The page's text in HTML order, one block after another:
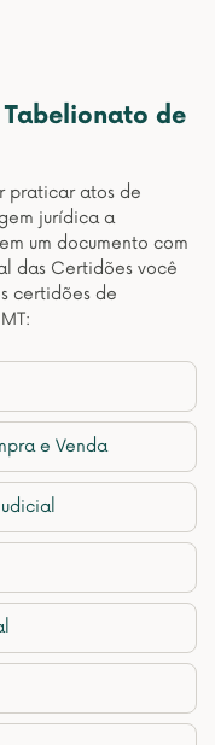
de
praticar atos de
jurídica a
um documento com
das Certidões você
certidões de
e Venda